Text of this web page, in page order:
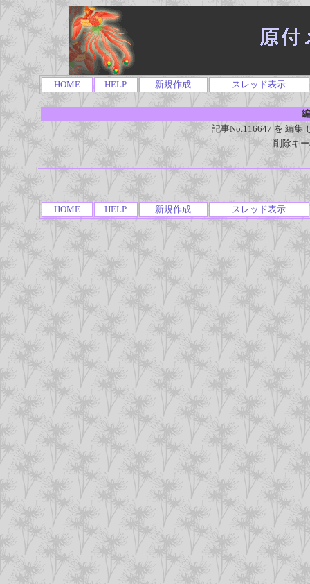
HOME HELP 新規作成 スレッド表示
記事No.116647 を 編集
削除キ
HOME HELP 新規作成 スレッド表示